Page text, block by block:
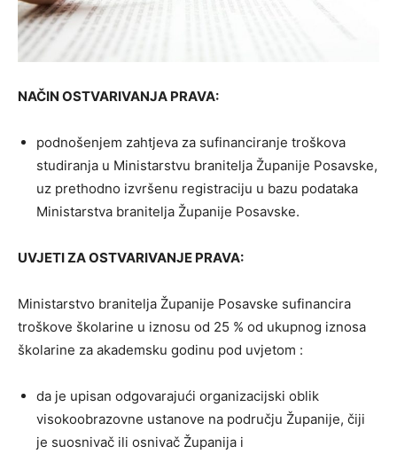
NAČIN OSTVARIVANJA PRAVA:
podnošenjem zahtjeva za sufinanciranje troškova
studiranja u Ministarstvu branitelja Županije Posavske,
uz prethodno izvršenu registraciju u bazu podataka
Ministarstva branitelja Županije Posavske.
UVJETI ZA OSTVARIVANJE PRAVA:
Ministarstvo branitelja Županije Posavske sufinancira
troškove školarine u iznosu od 25 % od ukupnog iznosa
školarine za akademsku godinu pod uvjetom :
da je upisan odgovarajući organizacijski oblik
visokoobrazovne ustanove na području Županije, čiji
je suosnivač ili osnivač Županija i